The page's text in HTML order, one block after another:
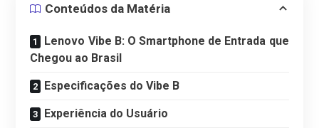
Conteúdos da Matéria
Lenovo Vibe B: O Smartphone de Entrada que
Chegou ao Brasil
Especificações do Vibe B
Experiência do Usuário